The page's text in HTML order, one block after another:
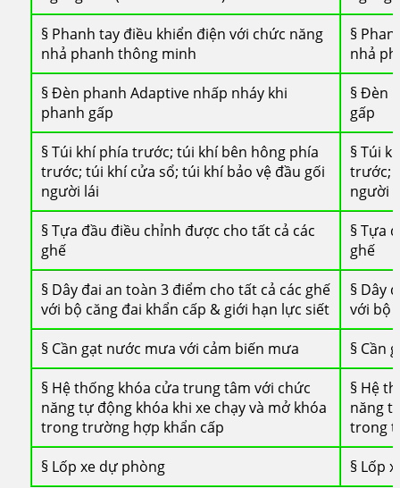
§ Phanh tay điều khiển điện với chức năng
nhả phanh thông minh
§
nhả
§ Đèn phanh Adaptive nhấp nháy khi
phanh gấp
§ Đèn
gấp
§ Túi khí phía trước; túi khí bên hông phía
trước; túi khí cửa sổ; túi khí bảo vệ đầu gối
người lái
§ Túi
trước;
người
§ Tựa đầu điều chỉnh được cho tất cả các
ghế
§ Tựa
ghế
§ Dây đai an toàn 3 điểm cho tất cả các ghế
với bộ căng đai khẩn cấp & giới hạn lực siết
§ Dây
với bộ
§ Cần gạt nước mưa với cảm biến mưa
§ Cần
§ Hệ thống khóa cửa trung tâm với chức
năng tự động khóa khi xe chạy và mở khóa
trong trường hợp khẩn cấp
§ Hệ
năng
trong
§ Lốp xe dự phòng
§ Lốp